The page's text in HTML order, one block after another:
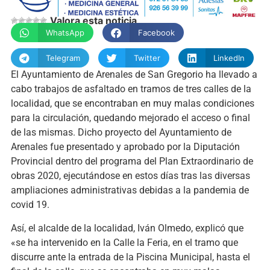
Valora esta noticia
WhatsApp Facebook
Telegram Twitter LinkedIn
El Ayuntamiento de Arenales de San Gregorio ha llevado a
cabo trabajos de asfaltado en tramos de tres calles de la
localidad, que se encontraban en muy malas condiciones
para la circulación, quedando mejorado el acceso o final
de las mismas. Dicho proyecto del Ayuntamiento de
Arenales fue presentado y aprobado por la Diputación
Provincial dentro del programa del Plan Extraordinario de
obras 2020, ejecutándose en estos días tras las diversas
ampliaciones administrativas debidas a la pandemia de
covid 19.
Así, el alcalde de la localidad, Iván Olmedo, explicó que
«se ha intervenido en la Calle la Feria, en el tramo que
discurre ante la entrada de la Piscina Municipal, hasta el